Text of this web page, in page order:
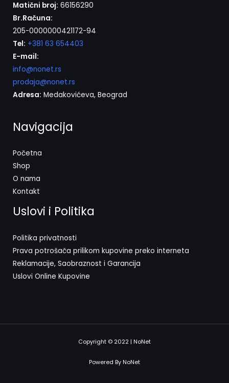
Matični broj: 66156290
Br.Računa:
205-0000000421172-94
Tel: +381 63 654403
E-mail:
info@nonet.rs
prodaja@nonet.rs
Adresa: Medakovićeva, Beograd
Navigacija
Početna
Shop
O nama
Kontakt
Uslovi i Politika
Politika privatnosti
Prava potrošača prilikom kupovine preko interneta
Reklamacije, Saobraznost i Garancija
Uslovi Online Kupovine
Copyright © 2022 | NoNet
Powered By NoNet